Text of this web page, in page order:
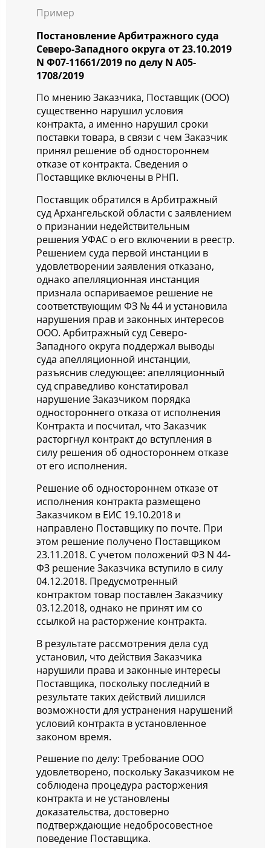
Пример
Постановление Арбитражного суда
Северо-Западного округа от 23.10.2019
N Ф07-11661/2019 по делу N А05-
1708/2019
По мнению Заказчика, Поставщик (ООО)
существенно нарушил условия
контракта, а именно нарушил сроки
поставки товара, в связи с чем Заказчик
принял решение об одностороннем
отказе от контракта. Сведения о
Поставщике включены в РНП.
Поставщик обратился в Арбитражный
суд Архангельской области с заявлением
о признании недействительным
решения УФАС о его включении в реестр.
Решением суда первой инстанции в
удовлетворении заявления отказано,
однако апелляционная инстанция
признала оспариваемое решение не
соответствующим ФЗ № 44 и установила
нарушения прав и законных интересов
ООО. Арбитражный суд Северо-
Западного округа поддержал выводы
суда апелляционной инстанции,
разъяснив следующее: апелляционный
суд справедливо констатировал
нарушение Заказчиком порядка
одностороннего отказа от исполнения
Контракта и посчитал, что Заказчик
расторгнул контракт до вступления в
силу решения об одностороннем отказе
от его исполнения.
Решение об одностороннем отказе от
исполнения контракта размещено
Заказчиком в ЕИС 19.10.2018 и
направлено Поставщику по почте. При
этом решение получено Поставщиком
23.11.2018. С учетом положений ФЗ N 44-
ФЗ решение Заказчика вступило в силу
04.12.2018. Предусмотренный
контрактом товар поставлен Заказчику
03.12.2018, однако не принят им со
ссылкой на расторжение контракта.
В результате рассмотрения дела суд
установил, что действия Заказчика
нарушили права и законные интересы
Поставщика, поскольку последний в
результате таких действий лишился
возможности для устранения нарушений
условий контракта в установленное
законом время.
Решение по делу: Требование ООО
удовлетворено, поскольку Заказчиком не
соблюдена процедура расторжения
контракта и не установлены
доказательства, достоверно
подтверждающие недобросовестное
поведение Поставщика.